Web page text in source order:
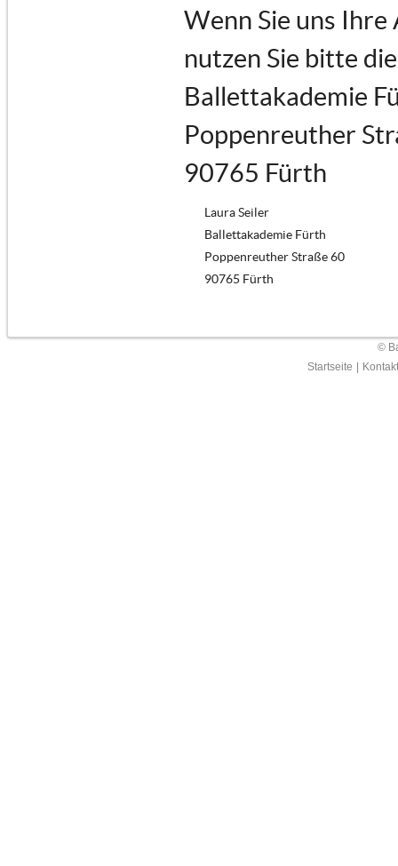
Wenn Sie uns
nutzen Sie bitte
Ballettakademie
Poppenreuther
90765 Fürth
Laura Seiler
Ballettakademie Fürth
Poppenreuther Straße 60
90765 Fürth
©
Startseite
Kontakt